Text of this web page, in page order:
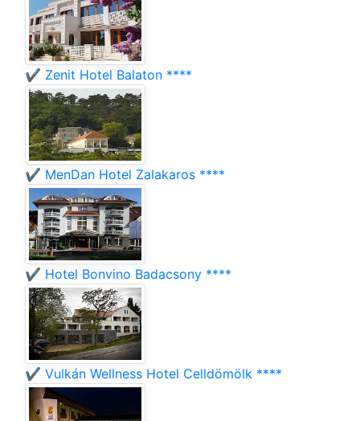
✔️ Zenit Hotel Balaton ****
✔️ MenDan Hotel Zalakaros ****
✔️ Hotel Bonvino Badacsony ****
✔️ Vulkán Wellness Hotel Celldömölk ****